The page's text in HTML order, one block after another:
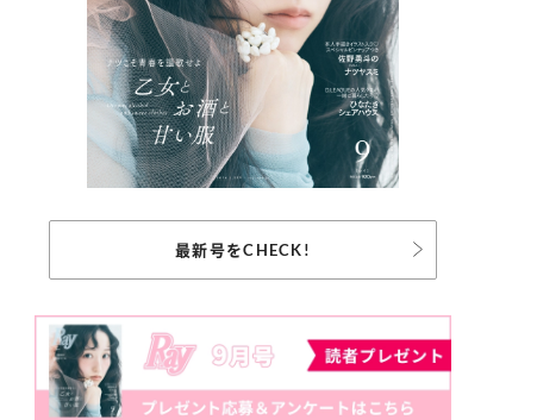
最新号をCHECK!